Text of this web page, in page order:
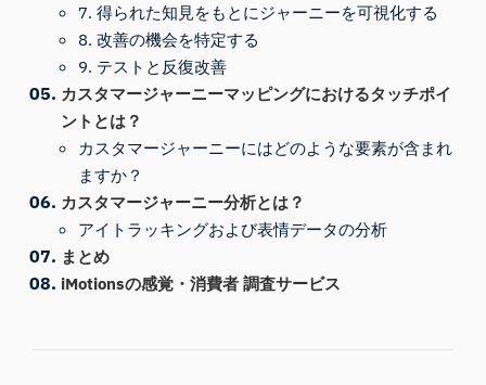
7. 得られた知見をもとにジャーニーを可視化する
8. 改善の機会を特定する
9. テストと反復改善
カスタマージャーニーマッピングにおけるタッチポイ
ントとは？
カスタマージャーニーにはどのような要素が含まれ
ますか？
カスタマージャーニー分析とは？
アイトラッキングおよび表情データの分析
まとめ
iMotionsの感覚・消費者 調査サービス